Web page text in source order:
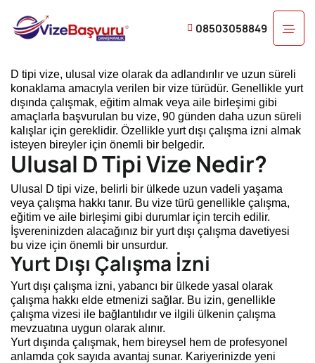
08503058849
D tipi vize, ulusal vize olarak da adlandırılır ve uzun süreli
konaklama amacıyla verilen bir vize türüdür. Genellikle yurt
dışında çalışmak, eğitim almak veya aile birleşimi gibi
amaçlarla başvurulan bu vize, 90 günden daha uzun süreli
kalışlar için gereklidir. Özellikle yurt dışı çalışma izni almak
isteyen bireyler için önemli bir belgedir.
Ulusal D Tipi Vize Nedir?
Ulusal D tipi vize, belirli bir ülkede uzun vadeli yaşama
veya çalışma hakkı tanır. Bu vize türü genellikle çalışma,
eğitim ve aile birleşimi gibi durumlar için tercih edilir.
İşvereninizden alacağınız bir yurt dışı çalışma davetiyesi
bu vize için önemli bir unsurdur.
Yurt Dışı Çalışma İzni
Yurt dışı çalışma izni, yabancı bir ülkede yasal olarak
çalışma hakkı elde etmenizi sağlar. Bu izin, genellikle
çalışma vizesi ile bağlantılıdır ve ilgili ülkenin çalışma
mevzuatına uygun olarak alınır.
Yurt dışında çalışmak, hem bireysel hem de profesyonel
anlamda çok sayıda avantaj sunar. Kariyerinizde yeni